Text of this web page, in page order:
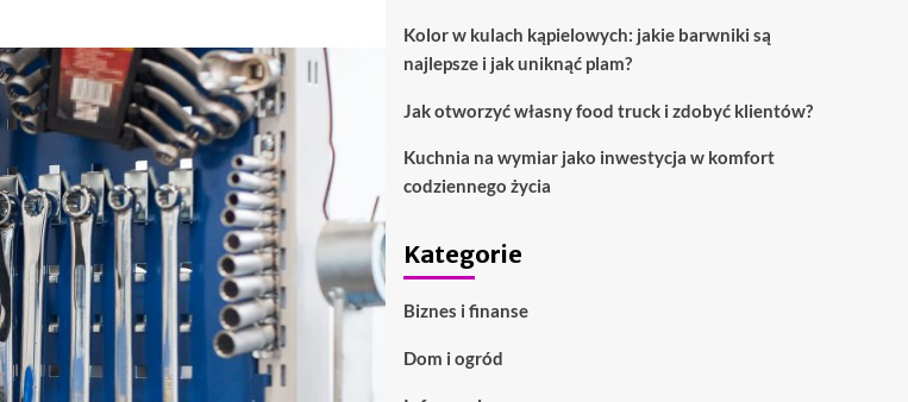
Kolor w kulach kąpielowych: jakie barwniki są
najlepsze i jak uniknąć plam?
Jak otworzyć własny food truck i zdobyć klientów?
Kuchnia na wymiar jako inwestycja w komfort
codziennego życia
Kategorie
Biznes i finanse
Dom i ogród